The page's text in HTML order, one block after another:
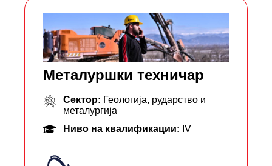
Металуршки техничар
Сектор: Геологија, рударство и
металургија
Ниво на квалификации: IV